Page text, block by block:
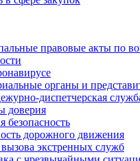
правовые акты по
органы и
диспетчерская
доверия
безопасность
дорожного движения
экстренных служб